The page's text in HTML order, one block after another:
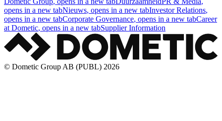
opens in a new tabNieuws, opens in a new tabInvestor Relations,
opens in a new tabCorporate Governance, opens in a new tabCareer
at Dometic, opens in a new tabSupplier Information
© Dometic Group AB (PUBL) 2026